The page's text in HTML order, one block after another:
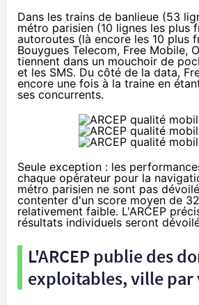
Dans les trains de banlieue (53
métro parisien (10 lignes les plus
autoroutes (là encore les 10 plus
Bouygues Telecom, Free Mobile,
tiennent dans un mouchoir de
et les SMS. Du côté de la data,
encore une fois à la traine en
ses concurrents.
Seule exception : les
chaque opérateur pour la
métro parisien ne sont pas
contenter d'un score moyen de
relativement faible. L'ARCEP
résultats individuels seront
L'ARCEP publie des
exploitables, ville par